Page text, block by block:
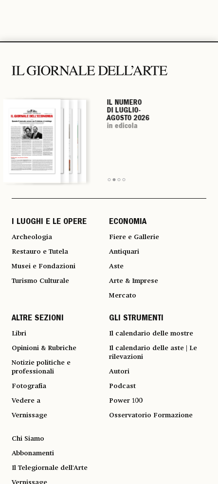
IL NUMERO
DI LUGLIO-
AGOSTO 2026
in edicola
IL NUMERO
DI LUGLIO-
AGOSTO 2026
in edicola
IL NUMERO
DI LUGLIO-
AGOSTO 2026
in edicola
IL NUMERO
DI LUGLIO-
AGOSTO 2026
in edicola
I LUOGHI E LE OPERE
Archeologia
Restauro e Tutela
Musei e Fondazioni
Turismo Culturale
ECONOMIA
Fiere e Gallerie
Antiquari
Aste
Arte & Imprese
Mercato
ALTRE SEZIONI
Libri
Opinioni & Rubriche
Notizie politiche e
professionali
Fotografia
Vedere a
Vernissage
GLI STRUMENTI
Il calendario delle mostre
Il calendario delle aste | Le
rilevazioni
Autori
Podcast
Power 100
Osservatorio Formazione
Chi Siamo
Abbonamenti
Il Telegiornale dell'Arte
Vernissage